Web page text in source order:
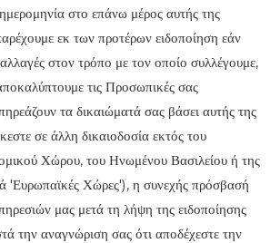
στο επάνω μέρος αυτής της
εκ των προτέρων ειδοποίηση εάν
στον τρόπο με τον οποίο συλλέγουμε,
τις Προσωπικές σας
τα δικαιώματά σας βάσει αυτής της
σε άλλη δικαιοδοσία εκτός του
Χώρου, του Ηνωμένου Βασιλείου ή της
'Ευρωπαϊκές Χώρες'), η συνεχής πρόσβασή
μας μετά τη λήψη της ειδοποίησης
την αναγνώριση σας ότι αποδέχεστε την